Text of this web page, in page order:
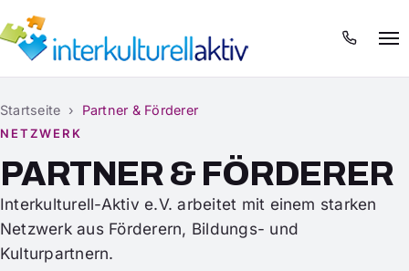
Startseite › Partner & Förderer
NETZWERK
PARTNER & FÖRDERER
Interkulturell-Aktiv e.V. arbeitet mit einem starken
Netzwerk aus Förderern, Bildungs- und
Kulturpartnern.